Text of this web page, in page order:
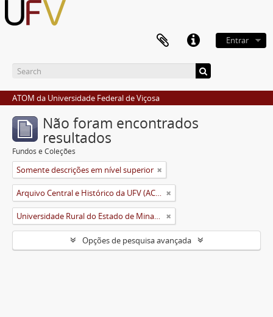
Entrar
ATOM da Universidade Federal de Viçosa
Não foram encontrados
resultados
Fundos e Coleções
Somente descrições em nível superior
Arquivo Central e Histórico da UFV (ACH-UFV)
Universidade Rural do Estado de Minas Gerais (Uremg)
Opções de pesquisa avançada